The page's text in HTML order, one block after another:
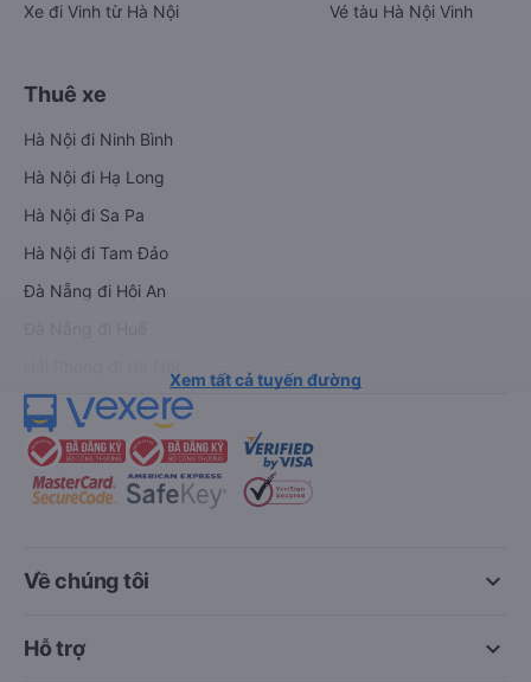
Xe đi Vinh từ Hà Nội
Vé tàu Hà Nội Vinh
Thuê xe
Hà Nội đi Ninh Bình
Hà Nội đi Hạ Long
Hà Nội đi Sa Pa
Hà Nội đi Tam Đảo
Đà Nẵng đi Hội An
Xem tất cả tuyến đường
keyboard_arrow_down
Về chúng tôi
keyboard_arrow_down
Hỗ trợ